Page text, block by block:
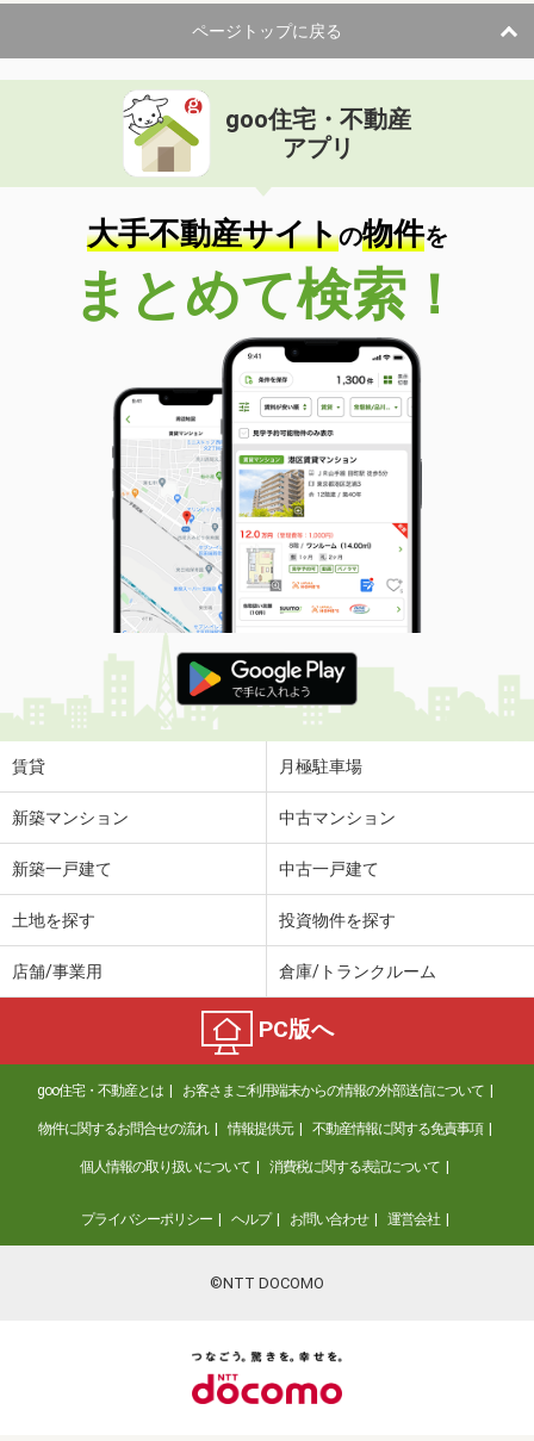
ページトップに戻る
goo住宅・不動産
アプリ
大手不動産サイトの物件を
まとめて検索！
賃貸 月極駐車場
新築マンション 中古マンション
新築一戸建て 中古一戸建て
土地を探す 投資物件を探す
店舗/事業用 倉庫/トランクルーム
PC版へ
goo住宅・不動産とは お客さまご利用端末からの情報の外部送信について
物件に関するお問合せの流れ 情報提供元 不動産情報に関する免責事項
個人情報の取り扱いについて 消費税に関する表記について
プライバシーポリシー ヘルプ お問い合わせ 運営会社
©NTT DOCOMO